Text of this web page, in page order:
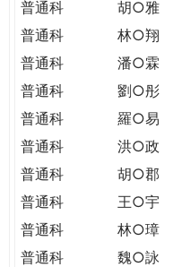
普通科 胡○雅
普通科
林○翔
普通科
潘○霖
普通科
劉○彤
普通科
羅○易
普通科
洪○政
普通科
胡○郡
普通科
王○宇
普通科
林○璋
普通科
魏○詠